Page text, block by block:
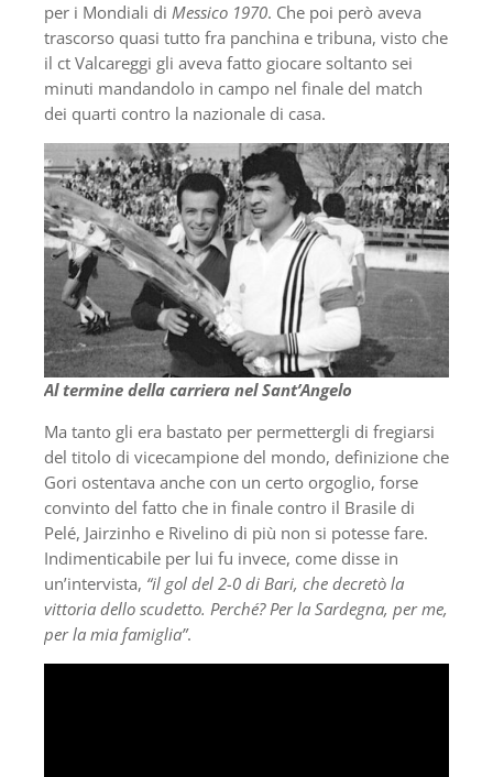
per i Mondiali di Messico 1970. Che poi però aveva
trascorso quasi tutto fra panchina e tribuna, visto che
il ct Valcareggi gli aveva fatto giocare soltanto sei
minuti mandandolo in campo nel finale del match
dei quarti contro la nazionale di casa.
Al termine della carriera nel Sant’Angelo
Ma tanto gli era bastato per permettergli di fregiarsi
del titolo di vicecampione del mondo, definizione che
Gori ostentava anche con un certo orgoglio, forse
convinto del fatto che in finale contro il Brasile di
Pelé, Jairzinho e Rivelino di più non si potesse fare.
Indimenticabile per lui fu invece, come disse in
un’intervista, “il gol del 2-0 di Bari, che decretò la
vittoria dello scudetto. Perché? Per la Sardegna, per me,
per la mia famiglia”.